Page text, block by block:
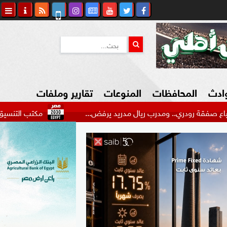
شكاوي المواطن
المحافظات المنوعات
السياحة في مصر
التكنولوجيا
المرأة والأسرة
السيارات
تقارير وملفات
مكتب التنسيق: يمكن ومدرب ريال مدريد يرفض...